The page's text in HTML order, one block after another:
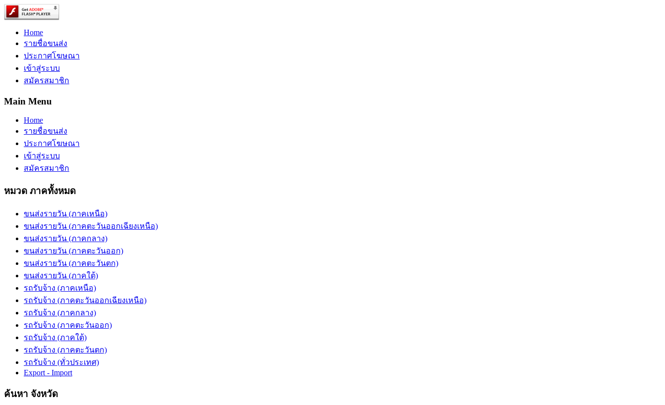
Home
รายชื่อขนส่ง
ประกาศโฆษณา
เข้าสู่ระบบ
สมัครสมาชิก
Main Menu
Home
รายชื่อขนส่ง
ประกาศโฆษณา
เข้าสู่ระบบ
สมัครสมาชิก
หมวด ภาคทั้งหมด
ขนส่งรายวัน (ภาคเหนือ)
ขนส่งรายวัน (ภาคตะวันออกเฉียงเหนือ)
ขนส่งรายวัน (ภาคกลาง)
ขนส่งรายวัน (ภาคตะวันออก)
ขนส่งรายวัน (ภาคตะวันตก)
ขนส่งรายวัน (ภาคใต้)
รถรับจ้าง (ภาคเหนือ)
รถรับจ้าง (ภาคตะวันออกเฉียงเหนือ)
รถรับจ้าง (ภาคกลาง)
รถรับจ้าง (ภาคตะวันออก)
รถรับจ้าง (ภาคใต้)
รถรับจ้าง (ภาคตะวันตก)
รถรับจ้าง (ทั่วประเทศ)
Export - Import
ค้นหา จังหวัด